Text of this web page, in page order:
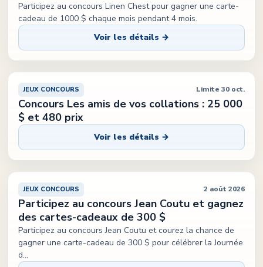
Participez au concours Linen Chest pour gagner une carte-
cadeau de 1000 $ chaque mois pendant 4 mois.
Voir les détails →
JEUX CONCOURS Limite 30 oct.
Concours Les amis de vos collations : 25 000
$ et 480 prix
Voir les détails →
JEUX CONCOURS 2 août 2026
Participez au concours Jean Coutu et gagnez
des cartes-cadeaux de 300 $
Participez au concours Jean Coutu et courez la chance de
gagner une carte-cadeau de 300 $ pour célébrer la Journée
d...